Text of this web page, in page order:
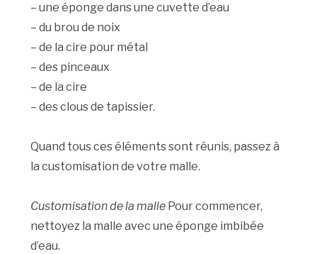
– une éponge dans une cuvette d’eau
– du brou de noix
– de la cire pour métal
– des pinceaux
– de la cire
– des clous de tapissier.
Quand tous ces éléments sont réunis, passez à
la customisation de votre malle.
Customisation de la malle Pour commencer,
nettoyez la malle avec une éponge imbibée
d’eau.